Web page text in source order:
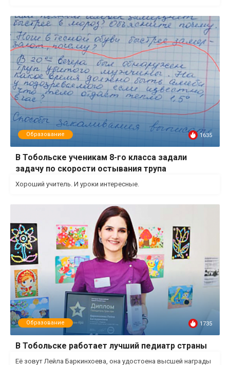
Образование 1635
В Тобольске ученикам 8-го класса задали
задачу по скорости остывания трупа
Хороший учитель. И уроки интересные.
Образование 1735
В Тобольске работает лучший педиатр страны
Её зовут Лейла Баркинхоева, она удостоена высшей награды